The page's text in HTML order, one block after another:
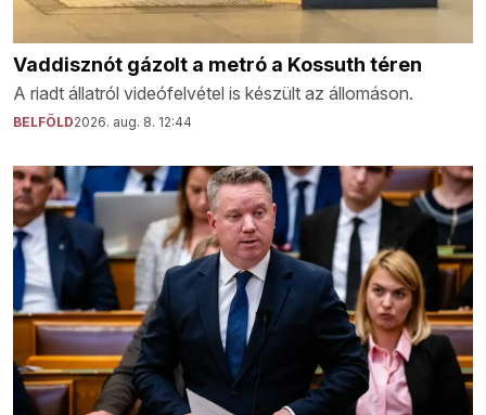
Vaddisznót gázolt a metró a Kossuth téren
A riadt állatról videófelvétel is készült az állomáson.
BELFÖLD2026. aug. 8. 12:44